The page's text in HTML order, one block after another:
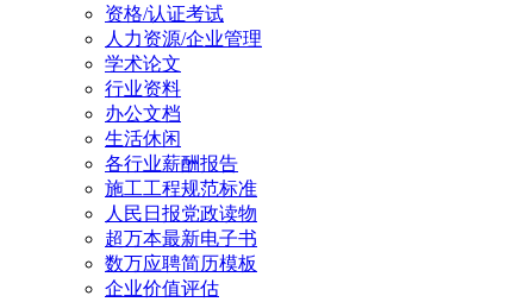
资格/认证考试
人力资源/企业管理
学术论文
行业资料
办公文档
生活休闲
各行业薪酬报告
施工工程规范标准
人民日报党政读物
超万本最新电子书
数万应聘简历模板
企业价值评估